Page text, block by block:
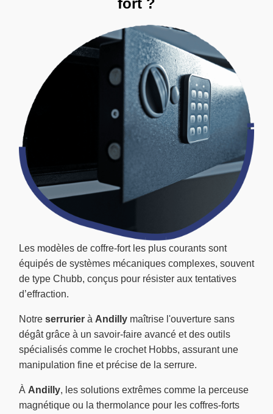
Les modèles de coffre-fort les plus courants sont
équipés de systèmes mécaniques complexes, souvent
de type Chubb, conçus pour résister aux tentatives
d’effraction.
Notre serrurier à Andilly maîtrise l'ouverture sans
dégât grâce à un savoir-faire avancé et des outils
spécialisés comme le crochet Hobbs, assurant une
manipulation fine et précise de la serrure.
À Andilly, les solutions extrêmes comme la perceuse
magnétique ou la thermolance pour les coffres-forts
fort ?